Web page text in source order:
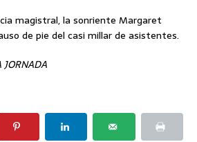
magistral, la sonriente Margaret
de pie del casi millar de asistentes.